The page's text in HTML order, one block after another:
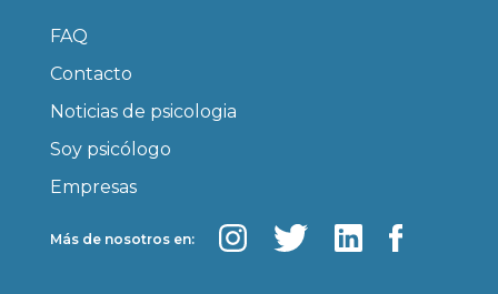
FAQ
Contacto
Noticias de psicologia
Soy psicólogo
Empresas
Más de nosotros en: